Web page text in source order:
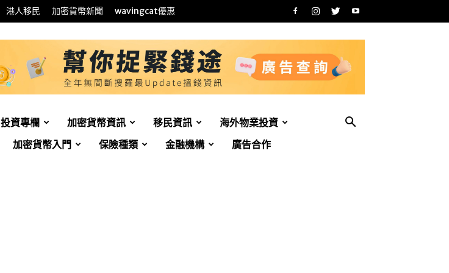
港人移民 加密貨幣新聞 wavingcat優惠
投資專欄 加密貨幣資訊 移民資訊
海外物業投資
加密貨幣入門 保險種類 金融機構 廣告合作